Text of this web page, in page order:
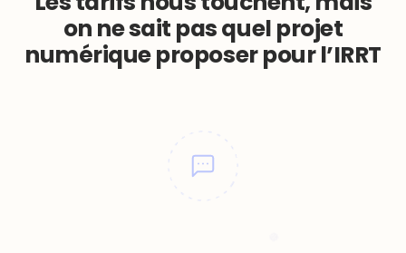
on ne sait pas quel projet
numérique proposer pour l’IRRT